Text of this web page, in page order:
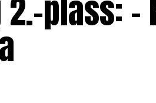
plass: –